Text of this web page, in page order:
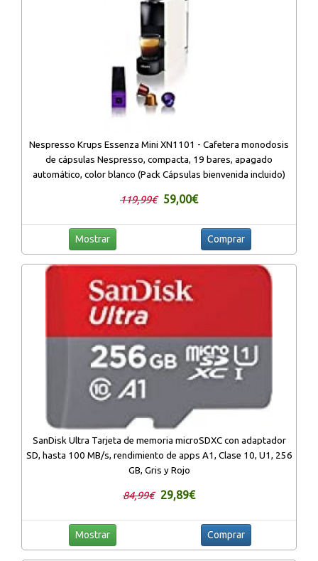
Nespresso Krups Essenza Mini XN1101 - Cafetera monodosis
de cápsulas Nespresso, compacta, 19 bares, apagado
automático, color blanco (Pack Cápsulas bienvenida incluido)
119,99€ 59,00€
Mostrar Comprar
SanDisk Ultra Tarjeta de memoria microSDXC con adaptador
SD, hasta 100 MB/s, rendimiento de apps A1, Clase 10, U1, 256
GB, Gris y Rojo
84,99€ 29,89€
Mostrar Comprar